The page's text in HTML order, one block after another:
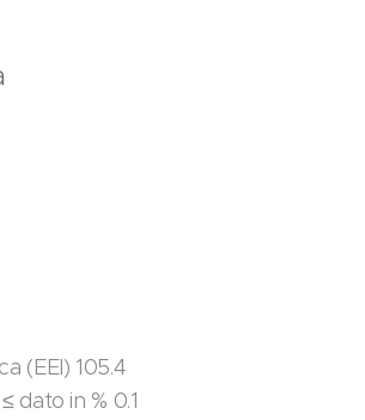
(EEI) 105.4
dato in % 0.1